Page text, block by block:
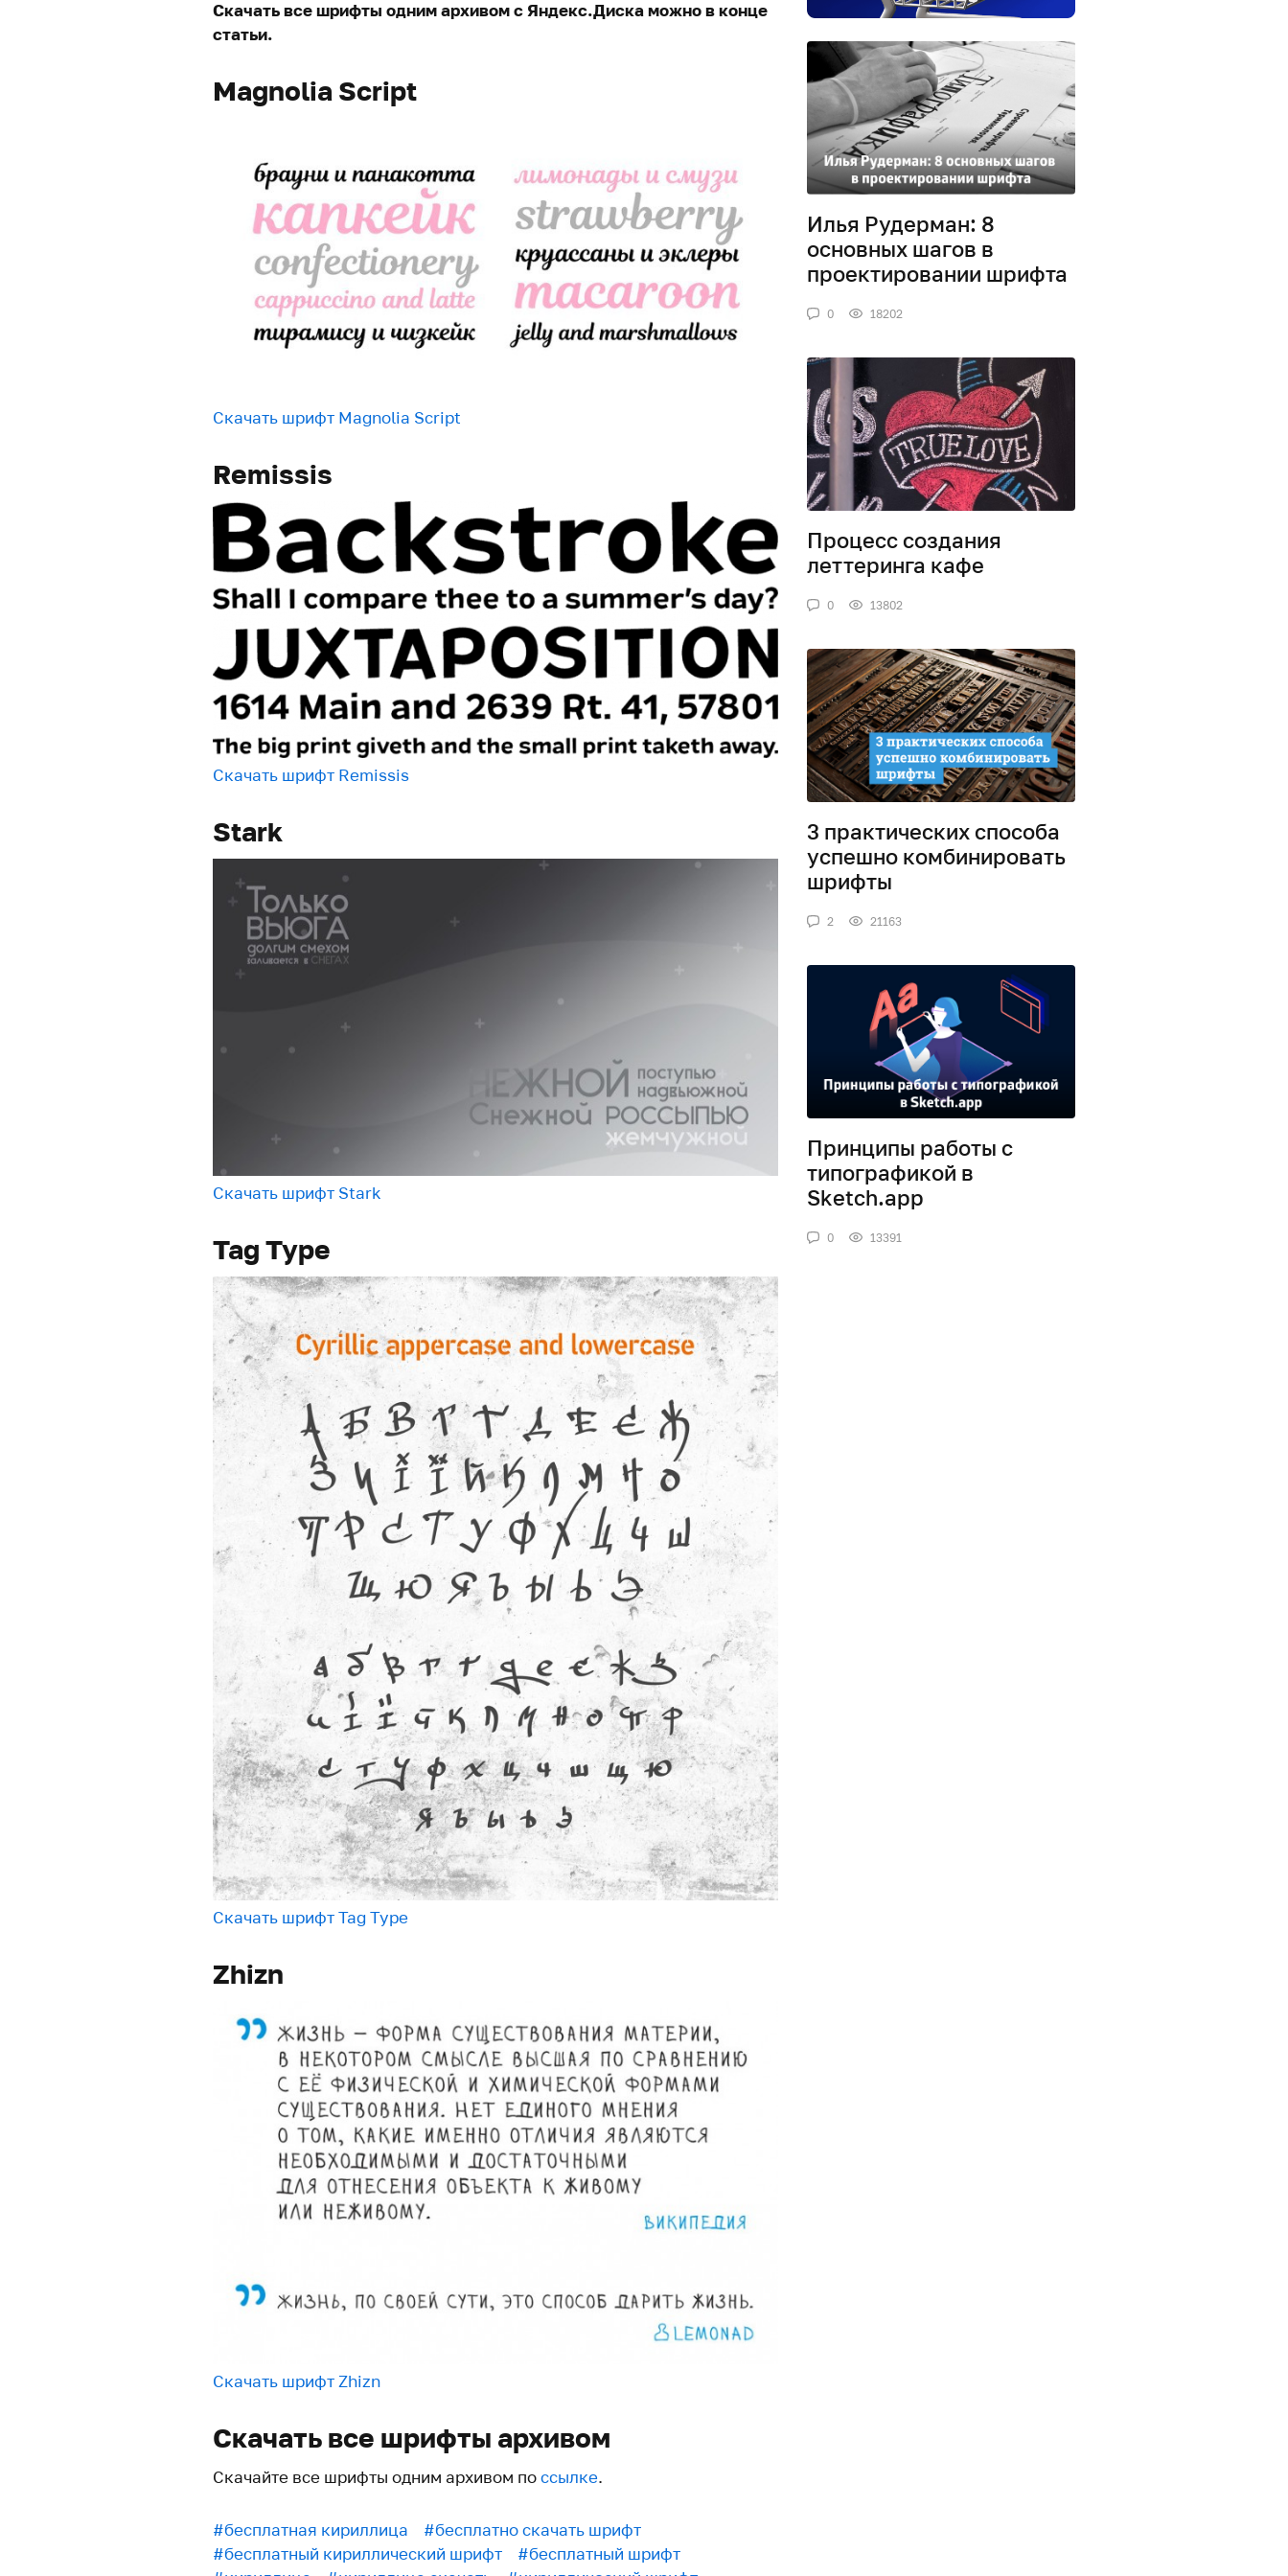
Скачать все шрифты одним архивом с Яндекс.Диска можно в конце
статьи.
Magnolia Script
Скачать шрифт Magnolia Script
Remissis
Скачать шрифт Remissis
Stark
Скачать шрифт Stark
Tag Type
Скачать шрифт Tag Type
Zhizn
Скачать шрифт Zhizn
Скачать все шрифты архивом
Скачайте все шрифты одним архивом поссылке.
#бесплатная кириллица
#бесплатно скачать шрифт
#бесплатный кириллический шрифт
#бесплатный шрифт
Илья Рудерман: 8
основных шагов в
проектировании шрифта
0 18202
Процесс создания
леттеринга кафе
0 13802
3 практических способа
успешно комбинировать
шрифты
2 21163
Принципы работы с
типографикой в
Sketch.app
0 13391